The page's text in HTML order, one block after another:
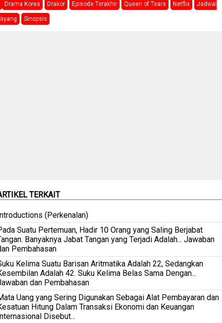
Drama Korea Drakor Episode Terakhir Queen of Tears Netflix Jadwal
Sinopsis
TERKAIT
(Perkenalan)
Suatu Pertemuan, Hadir 10 Orang yang Saling Berjabat
Banyaknya Jabat Tangan yang Terjadi Adalah... Jawaban
Pembahasan
Kelima Suatu Barisan Aritmatika Adalah 22, Sedangkan
Adalah 42. Suku Kelima Belas Sama Dengan...
dan Pembahasan
Uang yang Sering Digunakan Sebagai Alat Pembayaran dan
Hitung Dalam Transaksi Ekonomi dan Keuangan
Disebut...